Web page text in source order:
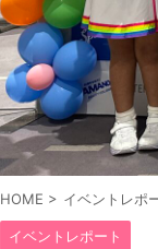
HOME > イベントレポ
イベントレポート